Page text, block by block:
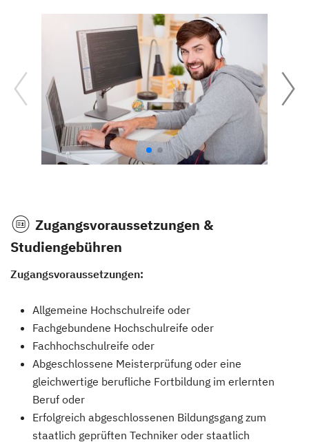
Zugangsvoraussetzungen &
Studiengebühren
Zugangsvoraussetzungen:
Allgemeine Hochschulreife oder
Fachgebundene Hochschulreife oder
Fachhochschulreife oder
Abgeschlossene Meisterprüfung oder eine
gleichwertige berufliche Fortbildung im erlernten
Beruf oder
Erfolgreich abgeschlossenen Bildungsgang zum
staatlich geprüften Techniker oder staatlich